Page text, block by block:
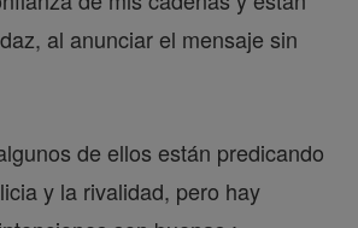
al anunciar el mensaje sin
de ellos están predicando
y la rivalidad, pero hay